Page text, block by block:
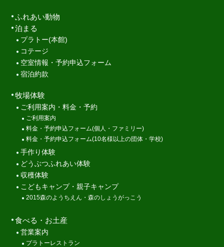
ふれあい動物
泊まる
プラトー(本館)
コテージ
空室情報・予約申込フォーム
宿泊約款
牧場体験
ご利用案内・料金・予約
ご利用案内
料金・予約申込フォーム(個人・ファミリー)
料金・予約申込フォーム(10名様以上の団体・学校)
手作り体験
どうぶつふれあい体験
収穫体験
こどもキャンプ・親子キャンプ
2015森のようちえん・森のしょうがっこう
食べる・お土産
営業案内
プラトーレストラン